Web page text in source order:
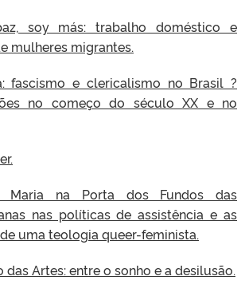
soy más: trabalho doméstico e
mulheres migrantes.
fascismo e clericalismo no Brasil ?
no começo do século XX e no
Maria na Porta dos Fundos das
nas políticas de assistência e as
uma teologia queer-feminista.
Artes: entre o sonho e a desilusão.